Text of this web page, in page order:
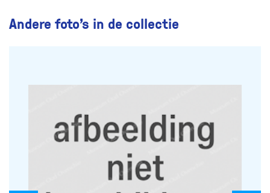
Andere foto’s in de collectie